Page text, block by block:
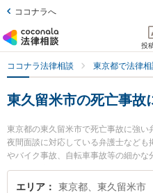
ココナラへ
投
ココナラ法律相談 東京都で法律
東久留米市の死亡事故
東京都の東久留米市で死亡事故に強
夜間面談に対応している弁護士など
やバイク事故、自転車事故等の細かな
特に北多摩いちょう法律事務所の稲
費用、強みなどが注目されています
エリア 東京都、東久留米市